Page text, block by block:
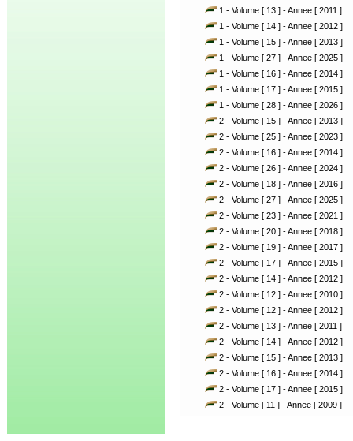
1 - Volume [ 13 ] - Annee [ 2011 ]
1 - Volume [ 14 ] - Annee [ 2012 ]
1 - Volume [ 15 ] - Annee [ 2013 ]
1 - Volume [ 27 ] - Annee [ 2025 ]
1 - Volume [ 16 ] - Annee [ 2014 ]
1 - Volume [ 17 ] - Annee [ 2015 ]
1 - Volume [ 28 ] - Annee [ 2026 ]
2 - Volume [ 15 ] - Annee [ 2013 ]
2 - Volume [ 25 ] - Annee [ 2023 ]
2 - Volume [ 16 ] - Annee [ 2014 ]
2 - Volume [ 26 ] - Annee [ 2024 ]
2 - Volume [ 18 ] - Annee [ 2016 ]
2 - Volume [ 27 ] - Annee [ 2025 ]
2 - Volume [ 23 ] - Annee [ 2021 ]
2 - Volume [ 20 ] - Annee [ 2018 ]
2 - Volume [ 19 ] - Annee [ 2017 ]
2 - Volume [ 17 ] - Annee [ 2015 ]
2 - Volume [ 14 ] - Annee [ 2012 ]
2 - Volume [ 12 ] - Annee [ 2010 ]
2 - Volume [ 12 ] - Annee [ 2012 ]
2 - Volume [ 13 ] - Annee [ 2011 ]
2 - Volume [ 14 ] - Annee [ 2012 ]
2 - Volume [ 15 ] - Annee [ 2013 ]
2 - Volume [ 16 ] - Annee [ 2014 ]
2 - Volume [ 17 ] - Annee [ 2015 ]
2 - Volume [ 11 ] - Annee [ 2009 ]